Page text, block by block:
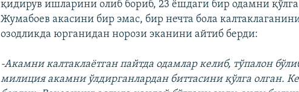
қидирув ишларини олиб бориб, 23 ёшдаги бир одамни
Жумабоев акасини бир эмас, бир нечта бола
озодликда юрганидан норози эканини айтиб берди:
-Акамни калтаклаётган пайтда одамлар келиб, тўпалон
милиция акамни ўлдирганлардан биттасини қўлга олган.